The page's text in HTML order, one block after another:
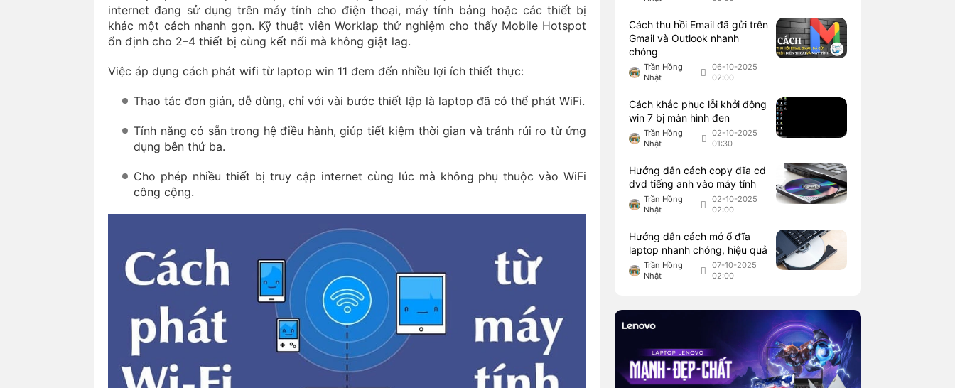
internet đang sử dụng trên máy tính cho điện thoại, máy tính bảng hoặc các thiết bị
khác một cách nhanh gọn. Kỹ thuật viên Worklap thử nghiệm cho thấy Mobile Hotspot
ổn định cho 2–4 thiết bị cùng kết nối mà không giật lag.
Việc áp dụng cách phát wifi từ laptop win 11 đem đến nhiều lợi ích thiết thực:
Thao tác đơn giản, dễ dùng, chỉ với vài bước thiết lập là laptop đã có thể phát WiFi.
Tính năng có sẵn trong hệ điều hành, giúp tiết kiệm thời gian và tránh rủi ro từ ứng
dụng bên thứ ba.
Cho phép nhiều thiết bị truy cập internet cùng lúc mà không phụ thuộc vào WiFi
công cộng.
Cách thu hồi Email đã gửi trên
Gmail và Outlook nhanh
chóng
Trần Hồng
Nhật
06-10-2025
02:00
Cách khắc phục lỗi khởi động
win 7 bị màn hình đen
Trần Hồng
Nhật
02-10-2025
01:30
Hướng dẫn cách copy đĩa cd
dvd tiếng anh vào máy tính
Trần Hồng
Nhật
02-10-2025
02:00
Hướng dẫn cách mở ổ đĩa
laptop nhanh chóng, hiệu quả
Trần Hồng
Nhật
07-10-2025
02:00